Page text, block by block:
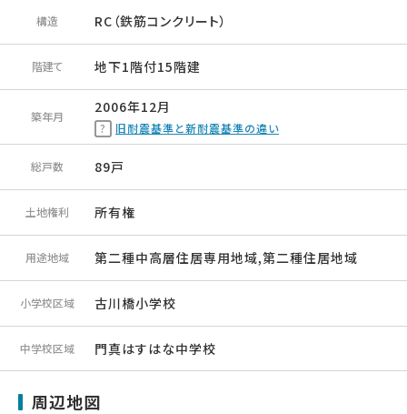
構造 RC（鉄筋コンクリート）
階建て 地下1階付15階建
築年月
2006年12月
旧耐震基準と新耐震基準の違い
総戸数 89戸
土地権利 所有権
用途地域 第二種中高層住居専用地域,第二種住居地域
小学校区域 古川橋小学校
中学校区域 門真はすはな中学校
周辺地図